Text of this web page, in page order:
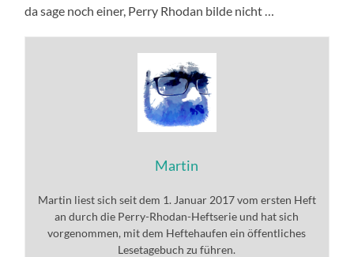
da sage noch einer, Perry Rhodan bilde nicht …
Martin
Martin liest sich seit dem 1. Januar 2017 vom ersten Heft
an durch die Perry-Rhodan-Heftserie und hat sich
vorgenommen, mit dem Heftehaufen ein öffentliches
Lesetagebuch zu führen.